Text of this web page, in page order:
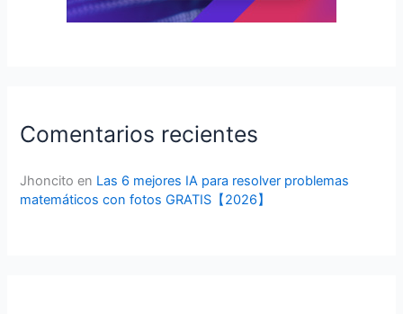
Comentarios recientes
Jhoncito en Las 6 mejores IA para resolver problemas
matemáticos con fotos GRATIS【2026】